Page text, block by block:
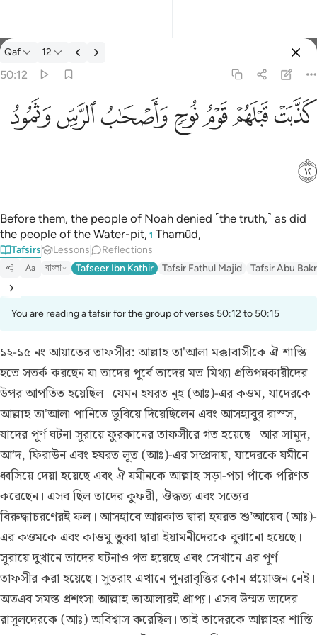
Tafsir: Qaf 50:12
Qaf 12
50:12
كذبت قبلهم قوم نوح واصحاب الرس وثمود ١٢
كَذَّبَتْ قَبْلَهُمْ قَوْمُ نُوحٍۢ وَأَصْحَـٰبُ ٱلرَّسِّ وَثَمُودُ ١٢
ﲫﲬﲭﲮﲯﲰﲱ
ﲲ
Before them, the people of Noah denied ˹the truth,˺ as did
the people of the Water-pit, 1 Thamûd,
Tafsirs Lessons Reflections
Aa বাংলা Tafseer Ibn Kathir Tafsir Fathul Majid Tafsir Abu
You are reading a tafsir for the group of verses 50:12 to 50:15
১২-১৫ নং আয়াতের তাফসীর:আল্লাহ তা'আলা মক্কাবাসীকে ঐ শাস্তি
হতে সতর্ক করছেন যা তাদের পূর্বে তাদের মত মিথ্যা প্রতিপন্নকারীদের
উপর আপতিত হয়েছিল। যেমন হযরত নূহ (আঃ)-এর কওম, যাদেরকে
আল্লাহ তা'আলা পানিতে ডুবিয়ে দিয়েছিলেন এবং আসহাবুর রাস্স,
যাদের পূর্ণ ঘটনা সূরায়ে ফুরকানের তাফসীরে গত হয়েছে। আর সামূদ,
আ’দ, ফিরাউন এবং হযরত লূত (আঃ)-এর সম্প্রদায়, যাদেরকে যমীনে
ধ্বসিয়ে দেয়া হয়েছে এবং ঐ যমীনকে আল্লাহ সড়া-পচা পাঁকে পরিণত
করেছেন। এসব ছিল তাদের কুফরী, ঔদ্ধত্য এবং সত্যের
বিরুদ্ধাচরণেরই ফল। আসহাবে আয়কাত দ্বারা হযরত শু’আয়েব (আঃ)-
এর কওমকে এবং কাওমু তুব্বা দ্বারা ইয়ামনীদেরকে বুঝানো হয়েছে।
সূরায়ে দুখানে তাদের ঘটনাও গত হয়েছে এবং সেখানে এর পূর্ণ
তাফসীর করা হয়েছে। সুতরাং এখানে পুনরাবৃত্তির কোন প্রয়োজন নেই।
অতএব সমস্ত প্রশংসা আল্লাহ তাআলারই প্রাপ্য। এসব উম্মত তাদের
রাসূলদেরকে (আঃ) অবিশ্বাস করেছিল। তাই তাদেরকে আল্লাহর শাস্তি